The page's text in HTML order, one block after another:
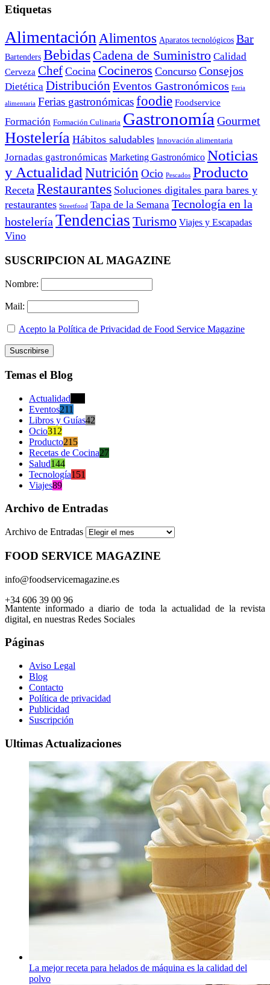
Etiquetas
Alimentación Alimentos Aparatos tecnológicos Bar
Bartenders Bebidas Cadena de Suministro Calidad
Cerveza Chef Cocina Cocineros Concurso Consejos
Dietética Distribución Eventos Gastronómicos Feria
alimentaria Ferias gastronómicasfoodie Foodservice
Formación Formación Culinaria Gastronomía Gourmet
Hostelería Hábitos saludables Innovación alimentaria
Jornadas gastronómicas Marketing Gastronómico Noticias
y Actualidad Nutrición Ocio Pescados Producto
Receta Restaurantes Soluciones digitales para bares y
restaurantes Streetfood Tapa de la Semana Tecnología en la
hostelería Tendencias Turismo Viajes y Escapadas
Vino
SUSCRIPCION AL MAGAZINE
Nombre:
Mail:
Acepto la Política de Privacidad de Food Service Magazine
Temas el Blog
Actualidad
Eventos211
Libros y Guías42
Ocio312
Producto215
Recetas de Cocina27
Salud144
Tecnología151
Viajes89
Archivo de Entradas
Archivo de Entradas
FOOD SERVICE MAGAZINE
info@foodservicemagazine.es
+34 606 39 00 96
Mantente informado a diario de toda la actualidad de la revista
digital, en nuestras Redes Sociales
Páginas
Aviso Legal
Blog
Contacto
Política de privacidad
Publicidad
Suscripción
Ultimas Actualizaciones
La mejor receta para helados de máquina es la calidad del
polvo